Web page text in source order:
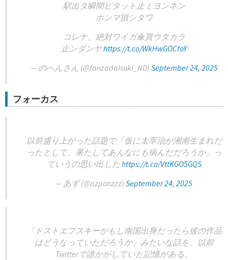
駅出タ瞬間ピタット止ミヨンネン
ホンマ損シタワ
コレナ、絶対ワイガ傘買ウタカラ
止ンダンヤhttps://t.co/WkHwGOCfoY
— のへんさん (@fanzadaisuki_ND) September 24, 2025
フォーカス
以前盛り上がった話題で「仮に太宰治が湘南生まれだ
ったとして、果たしてあんなにも病んだだろうか」っ
ていうの思い出したhttps://t.co/VttKGO5GQS
— あず️ (@azponzzz) September 24, 2025
「ドストエフスキーがもし南国出身だったら彼の作品
はどうなっていただろうか」みたいな話を、以前
Twitterで誰かがしていた記憶がある。